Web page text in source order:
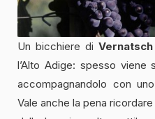
Un bicchiere di Vernatsch
l’Alto Adige: spesso viene
accompagnandolo con
Vale anche la pena